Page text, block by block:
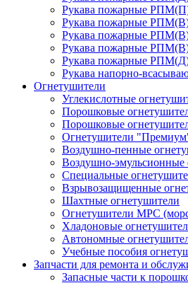
Рукава пожарные
Рукава пожарные
Рукава пожарные
Рукава пожарные
Рукава пожарные
Рукава напорно-
Огнетушители
Углекислотные
Порошковые
Порошковые
Огнетушители
Воздушно-пенные
Воздушно-
Специальные
Взрывозащищенные
Шахтные огнетушители
Огнетушители МРС
Хладоновые
Автономные
Учебные пособия
Запчасти для ремонта и
Запасные части к